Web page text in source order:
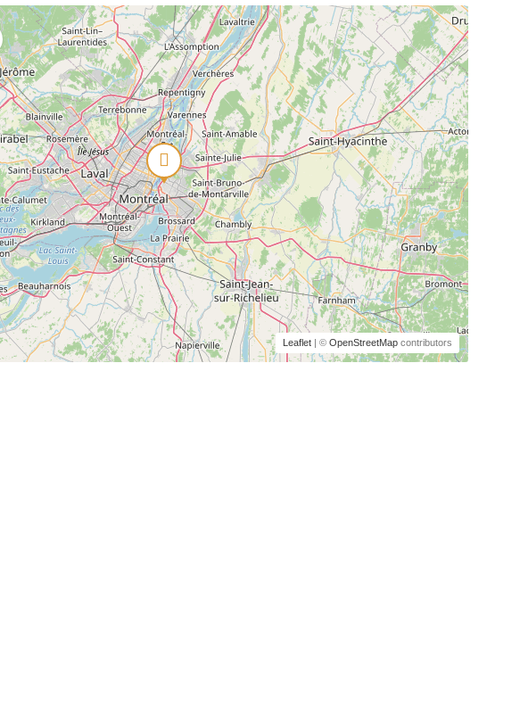
Leaflet| © OpenStreetMapcontributors